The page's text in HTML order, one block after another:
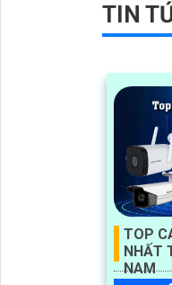
TIN
TOP
NHẤT
NAM